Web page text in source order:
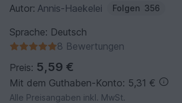
Autor: Annis-Haekelei Folgen 356
Sprache: Deutsch
8 Bewertungen
Preis: 5,59 €
Mit dem Guthaben-Konto: 5,31 €
Alle Preisangaben inkl. MwSt.